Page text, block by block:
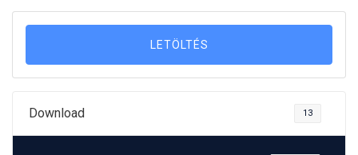
LETÖLTÉS
Download 13